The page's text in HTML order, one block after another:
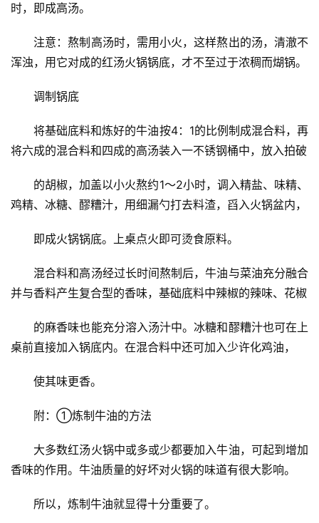
时，即成高汤。
注意：熬制高汤时，需用小火，这样熬出的汤，清澈不
浑浊，用它对成的红汤火锅锅底，才不至过于浓稠而煳锅。
调制锅底
将基础底料和炼好的牛油按4：1的比例制成混合料，再
将六成的混合料和四成的高汤装入一不锈钢桶中，放入拍破
的胡椒，加盖以小火熬约1～2小时，调入精盐、味精、
鸡精、冰糖、醪糟汁，用细漏勺打去料渣，舀入火锅盆内，
即成火锅锅底。上桌点火即可烫食原料。
混合料和高汤经过长时间熬制后，牛油与菜油充分融合
并与香料产生复合型的香味，基础底料中辣椒的辣味、花椒
的麻香味也能充分溶入汤汁中。冰糖和醪糟汁也可在上
桌前直接加入锅底内。在混合料中还可加入少许化鸡油，
使其味更香。
附：①炼制牛油的方法
大多数红汤火锅中或多或少都要加入牛油，可起到增加
香味的作用。牛油质量的好坏对火锅的味道有很大影响。
所以，炼制牛油就显得十分重要了。